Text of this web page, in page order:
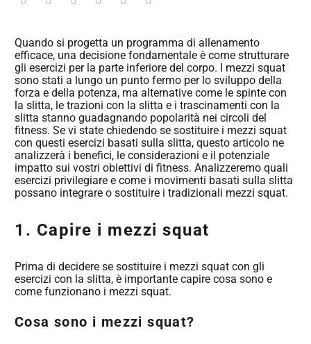
Quando si progetta un programma di allenamento
efficace, una decisione fondamentale è come strutturare
gli esercizi per la parte inferiore del corpo. I mezzi squat
sono stati a lungo un punto fermo per lo sviluppo della
forza e della potenza, ma alternative come le spinte con
la slitta, le trazioni con la slitta e i trascinamenti con la
slitta stanno guadagnando popolarità nei circoli del
fitness. Se vi state chiedendo se sostituire i mezzi squat
con questi esercizi basati sulla slitta, questo articolo ne
analizzerà i benefici, le considerazioni e il potenziale
impatto sui vostri obiettivi di fitness. Analizzeremo quali
esercizi privilegiare e come i movimenti basati sulla slitta
possano integrare o sostituire i tradizionali mezzi squat.
1. Capire i mezzi squat
Prima di decidere se sostituire i mezzi squat con gli
esercizi con la slitta, è importante capire cosa sono e
come funzionano i mezzi squat.
Cosa sono i mezzi squat?